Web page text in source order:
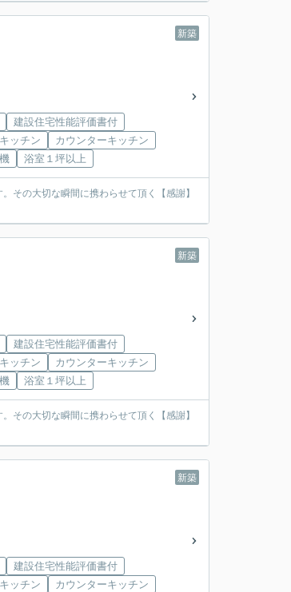
新築
建設住宅性能評価書付
ッチン
カウンターキッチン
浴室１坪以上
その大切な瞬間に携わらせて頂く【感謝】
新築
建設住宅性能評価書付
ッチン
カウンターキッチン
浴室１坪以上
その大切な瞬間に携わらせて頂く【感謝】
新築
建設住宅性能評価書付
ッチン
カウンターキッチン